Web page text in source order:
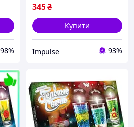
98%
345₴
Купити
Impulse 93%